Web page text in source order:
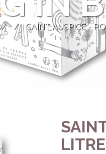
SAINT AUSPICE -